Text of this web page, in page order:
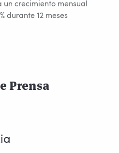
un crecimiento mensual
durante 12 meses
Prensa